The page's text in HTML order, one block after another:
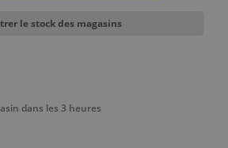
le stock des magasins
dans les 3 heures